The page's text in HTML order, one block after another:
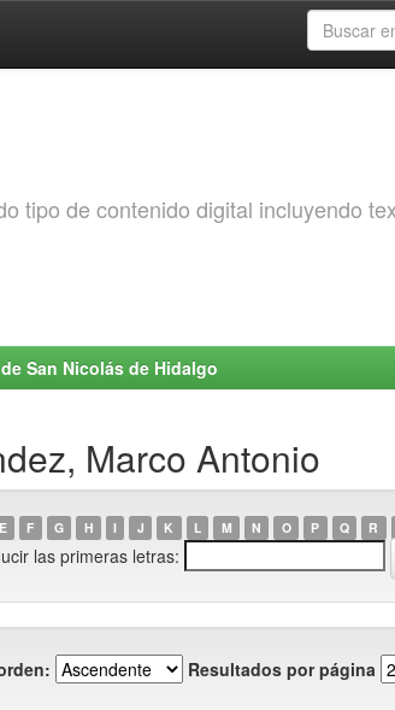
tipo de contenido digital incluyendo
San Nicolás de Hidalgo
Marco Antonio
E F G H I J K L M N O P Q R
las primeras letras:
Resultados por página